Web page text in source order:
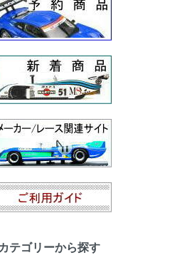
カテゴリーから探す